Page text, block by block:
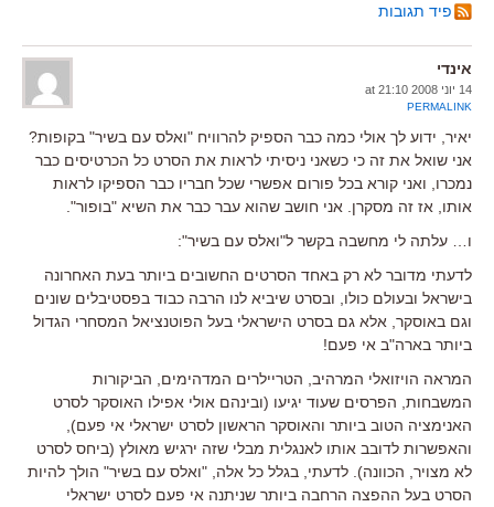
פיד תגובות
אינדי
14 יוני 2008 at 21:10
PERMALINK
יאיר, ידוע לך אולי כמה כבר הספיק להרוויח "ואלס עם בשיר" בקופות?
אני שואל את זה כי כשאני ניסיתי לראות את הסרט כל הכרטיסים כבר
נמכרו, ואני קורא בכל פורום אפשרי שכל חבריו כבר הספיקו לראות
אותו, אז זה מסקרן. אני חושב שהוא עבר כבר את השיא "בופור".
ו… עלתה לי מחשבה בקשר ל"ואלס עם בשיר":
לדעתי מדובר לא רק באחד הסרטים החשובים ביותר בעת האחרונה
בישראל ובעולם כולו, ובסרט שיביא לנו הרבה כבוד בפסטיבלים שונים
וגם באוסקר, אלא גם בסרט הישראלי בעל הפוטנציאל המסחרי הגדול
ביותר בארה"ב אי פעם!
המראה הויזואלי המרהיב, הטריילרים המדהימים, הביקורות
המשבחות, הפרסים שעוד יגיעו (ובינהם אולי אפילו האוסקר לסרט
האנימציה הטוב ביותר והאוסקר הראשון לסרט ישראלי אי פעם),
והאפשרות לדובב אותו לאנגלית מבלי שזה ירגיש מאולץ (ביחס לסרט
לא מצויר, הכוונה). לדעתי, בגלל כל אלה, "ואלס עם בשיר" הולך להיות
הסרט בעל ההפצה הרחבה ביותר שניתנה אי פעם לסרט ישראלי